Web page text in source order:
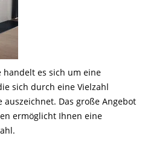
es sich um eine
sich durch eine Vielzahl
Das große Angebot
ermöglicht Ihnen eine